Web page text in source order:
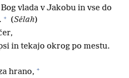
vlada v Jakobu in vse do
+ (Sélah)
in tekajo okrog po mestu.
hrano, +